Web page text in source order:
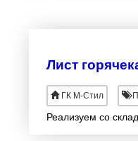
Лист
ГК М-Стил
Реализуем со